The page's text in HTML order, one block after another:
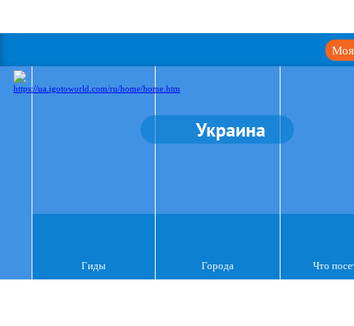
Моя
Украина
Гиды Города Что